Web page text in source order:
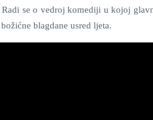
se o vedroj komediji u kojoj
blagdane usred ljeta.